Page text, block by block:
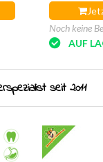
Noch keine
AUF
seit 2011